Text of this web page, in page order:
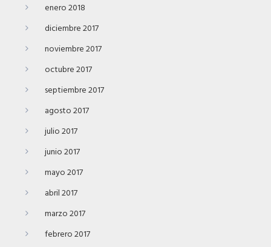
enero 2018
diciembre 2017
noviembre 2017
octubre 2017
septiembre 2017
agosto 2017
julio 2017
junio 2017
mayo 2017
abril 2017
marzo 2017
febrero 2017